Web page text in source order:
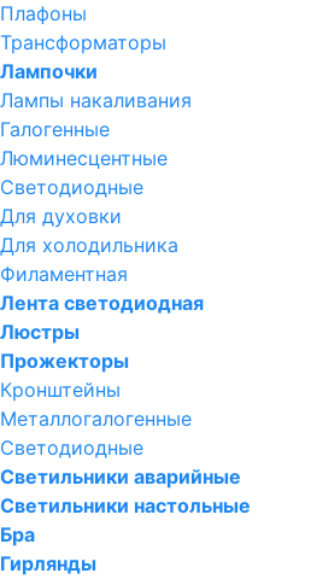
Плафоны
Трансформаторы
Лампочки
Лампы накаливания
Галогенные
Люминесцентные
Светодиодные
Для духовки
Для холодильника
Филаментная
Лента светодиодная
Люстры
Прожекторы
Кронштейны
Металлогалогенные
Светодиодные
Светильники аварийные
Светильники настольные
Бра
Гирлянды